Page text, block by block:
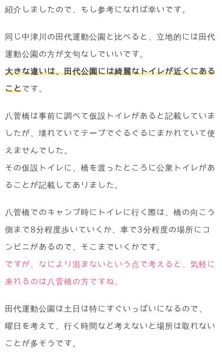
紹介しましたので、もし参考になれば幸いです。
同じ中津川の田代運動公園と比べると、立地的には田代
運動公園の方が文句なしでいいです。
大きな違いは、田代公園には綺麗なトイレが近くにある
ことです。
八菅橋は事前に調べて仮設トイレがあると記載していま
したが、壊れていてテープでぐるぐるにまかれていて使
えませんでした。
その仮設トイレに、橋を渡ったところに公衆トイレがあ
ることが記載してありました。
八菅橋でのキャンプ時にトイレに行く際は、橋の向こう
側まで8分程度歩いていくか、車で3分程度の場所にコ
ンビニがあるので、そこまでいくかです。
ですが、なにより混まないという点で考えると、気軽に
来れるのは八菅橋の方ですね。
田代運動公園は土日は特にすぐいっぱいになるので、
曜日を考えて、行く時間など考えないと場所は取れない
ことが多そうです。